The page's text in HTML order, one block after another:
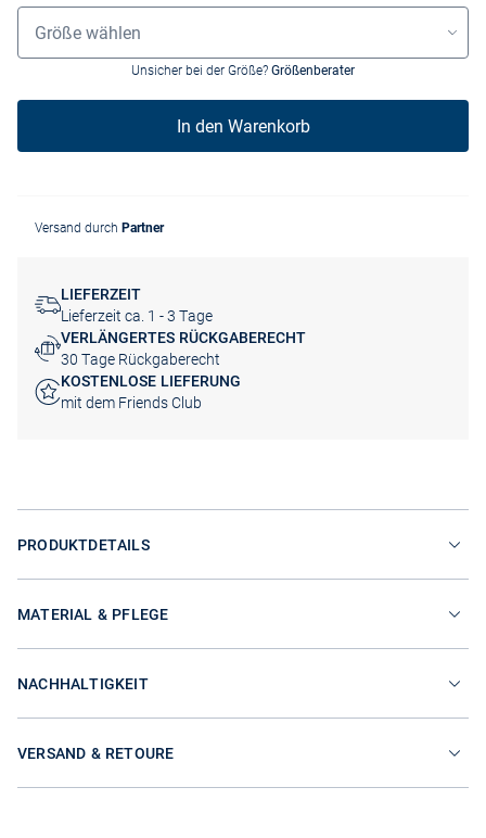
Größenauswahl
Größe wählen
Unsicher bei der Größe? Größenberater
In den Warenkorb
Versand durch Partner
LIEFERZEIT
Lieferzeit ca. 1 - 3 Tage
VERLÄNGERTES RÜCKGABERECHT
30 Tage Rückgaberecht
KOSTENLOSE LIEFERUNG
mit dem Friends Club
PRODUKTDETAILS
MATERIAL & PFLEGE
NACHHALTIGKEIT
VERSAND & RETOURE